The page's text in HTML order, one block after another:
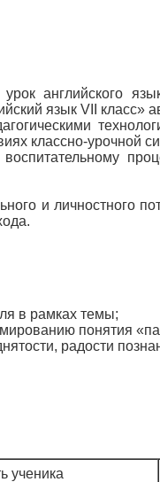
английского
язык VII
классно-урочной
и личностного
в рамках темы;
понятия
радости
ученика